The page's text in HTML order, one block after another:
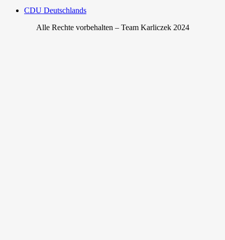
CDU Deutschlands
Alle Rechte vorbehalten – Team Karliczek 2024